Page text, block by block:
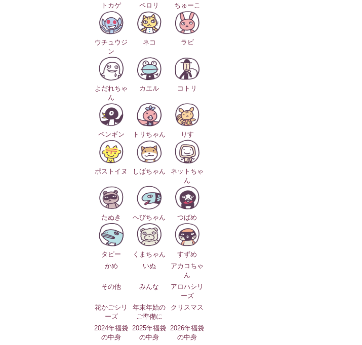
トカゲ ペロリ ちゅーこ
ウチュウジ
ン
ネコ ラビ
よだれちゃ
ん
カエル コトリ
ペンギン トリちゃん りす
ポストイヌ しばちゃん
ネットちゃ
ん
たぬき へびちゃん つばめ
タピー くまちゃん
すずめ
かめ
いぬ
アカコちゃ
ん
その他
みんな
アロハシリ
ーズ
花かごシリ
ーズ
年末年始の
ご準備に
クリスマス
2024年福袋
の中身
2025年福袋
の中身
2026年福袋
の中身